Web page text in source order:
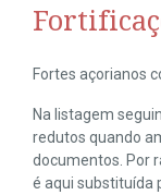
Fortes açorianos
Na listagem
redutos quando
documentos. Por
é aqui substituída